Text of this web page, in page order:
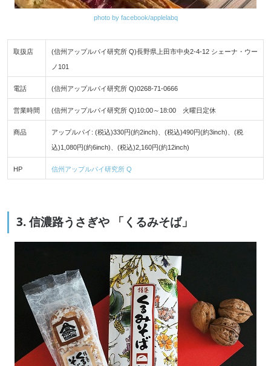
photo by facebook/applelabq
取扱店 (信州アップルパイ研究所 Q)長野県上田市中央2-4-12 シェーナ・ウー
ノ101
電話 (信州アップルパイ研究所 Q)0268-71-0666
営業時間 (信州アップルパイ研究所 Q)10:00～18:00 火曜日定休
商品 アップルパイ: (税込)330円(約2inch)、(税込)490円(約3inch)、(税
込)1,080円(約6inch)、(税込)2,160円(約12inch)
HP 信州アップルパイ研究所 Q
3. 信濃路うさぎや 「くるみそば」